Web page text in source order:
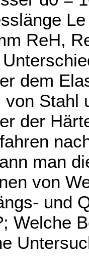
ReH,
dem
Stahl
der
man
von
und
Welche